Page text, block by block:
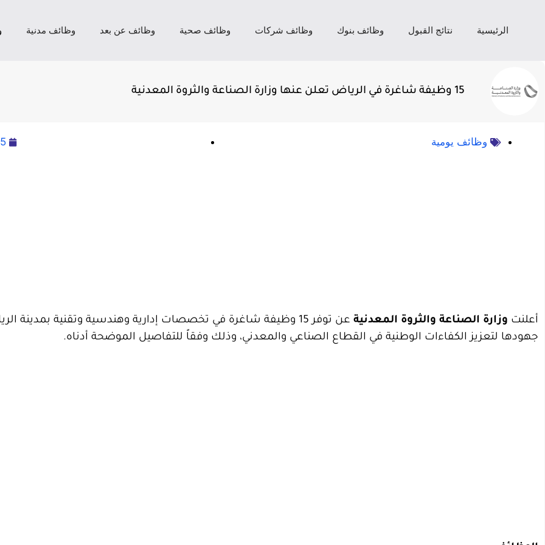
الرئيسية نتائج القبول وظائف بنوك وظائف شركات وظائف صحية وظائف عن بعد وظائف مدنية
15 وظيفة شاغرة في الرياض تعلن عنها وزارة الصناعة والثروة المعدنية
وظائف يومية
أعلنت وزارة الصناعة والثروة المعدنية
عن توفر 15 وظيفة شاغرة في تخصصات إدارية وهندسية وتقنية بمدينة
جهودها لتعزيز الكفاءات الوطنية في القطاع الصناعي والمعدني، وذلك وفقاً للتفاصيل الموضحة أدناه.